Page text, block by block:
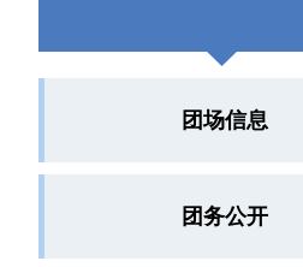
团场信息
团务公开